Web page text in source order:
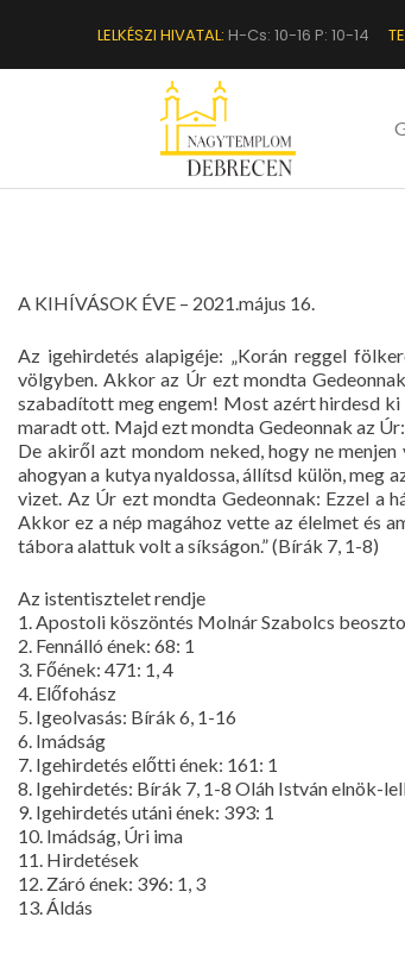
LELKÉSZI HIVATAL: H-Cs: 10-16 P: 10-14
A KIHÍVÁSOK ÉVE – 2021.május 16.
Az igehirdetés alapigéje: „Korán reggel
völgyben. Akkor az Úr ezt mondta
szabadított meg engem! Most azért hirdesd ki
maradt ott. Majd ezt mondta Gedeonnak az
De akiről azt mondom neked, hogy ne
ahogyan a kutya nyaldossa, állítsd külön, meg
vizet. Az Úr ezt mondta Gedeonnak: Ezzel a
Akkor ez a nép magához vette az élelmet és
tábora alattuk volt a síkságon.” (Bírák 7, 1-8)
Az istentisztelet rendje
1. Apostoli köszöntés Molnár Szabolcs
2. Fennálló ének: 68: 1
3. Főének: 471: 1, 4
4. Előfohász
5. Igeolvasás: Bírák 6, 1-16
6. Imádság
7. Igehirdetés előtti ének: 161: 1
8. Igehirdetés: Bírák 7, 1-8 Oláh István elnök-
9. Igehirdetés utáni ének: 393: 1
10. Imádság, Úri ima
11. Hirdetések
12. Záró ének: 396: 1, 3
13. Áldás